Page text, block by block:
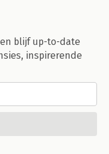
blijf up-to-date
inspirerende